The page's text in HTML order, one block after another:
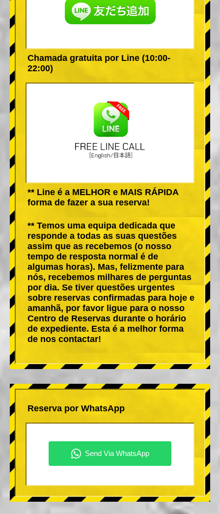
Chamada gratuita por Line (10:00-
22:00)
** Line é a MELHOR e MAIS RÁPIDA
forma de fazer a sua reserva!
** Temos uma equipa dedicada que
responde a todas as suas questões
assim que as recebemos (o nosso
tempo de resposta normal é de
algumas horas). Mas, felizmente para
nós, recebemos milhares de perguntas
por dia. Se tiver questões urgentes
sobre reservas confirmadas para hoje e
amanhã, por favor ligue para o nosso
Centro de Reservas durante o horário
de expediente. Esta é a melhor forma
de nos contactar!
Reserva por WhatsApp